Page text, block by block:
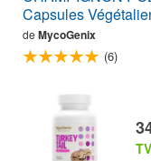
Capsules
de MycoGenix
(6)